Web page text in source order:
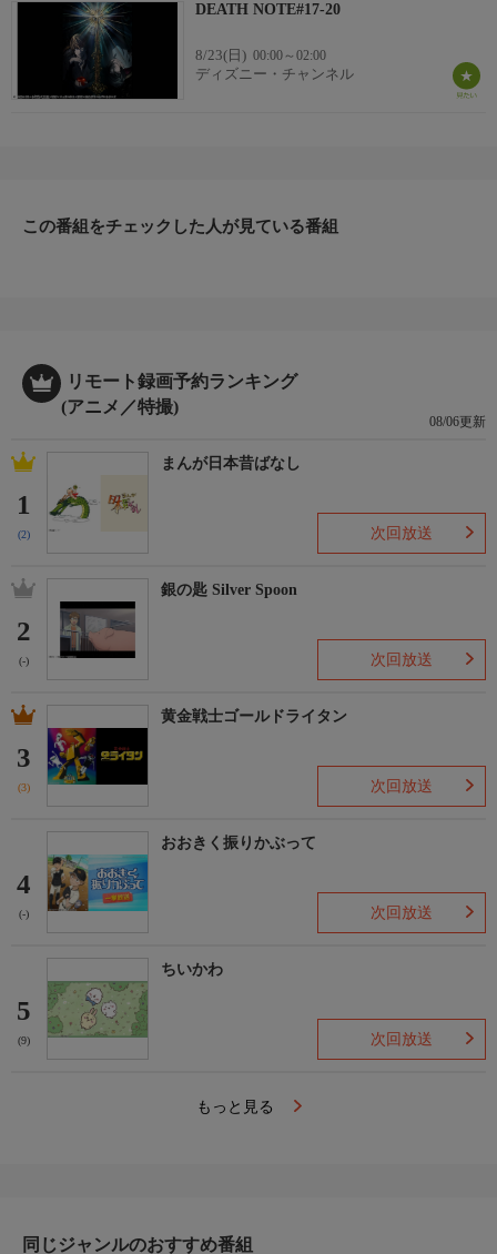
DEATH NOTE#17-20
8/23(日) 00:00～02:00
ディズニー・チャンネル
この番組をチェックした人が見ている番組
リモート録画予約ランキング
(アニメ／特撮)
08/06更新
1
(2)
まんが日本昔ばなし
次回放送
2
(-)
銀の匙 Silver Spoon
次回放送
3
(3)
黄金戦士ゴールドライタン
次回放送
4
(-)
おおきく振りかぶって
次回放送
5
(9)
ちいかわ
次回放送
もっと見る
同じジャンルのおすすめ番組